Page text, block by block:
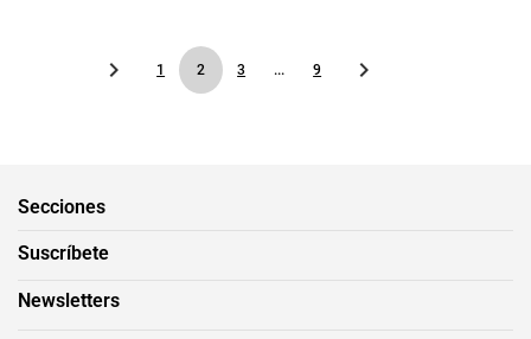
1 2 3 ... 9
Secciones
Suscríbete
Newsletters